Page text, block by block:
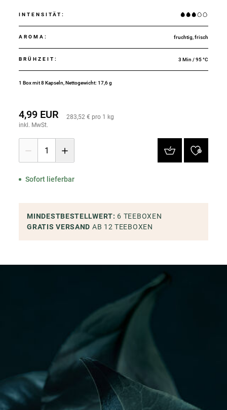
INTENSITÄT:
AROMA: fruchtig, frisch
BRÜHZEIT: 3 Min / 95 °C
1 Box mit 8 Kapseln, Nettogewicht: 17,6 g
4,99 EUR
inkl. MwSt.
283,52 € pro 1 kg
1
Sofort lieferbar
MINDESTBESTELLWERT: 6 TEEBOXEN
GRATIS VERSAND AB 12 TEEBOXEN